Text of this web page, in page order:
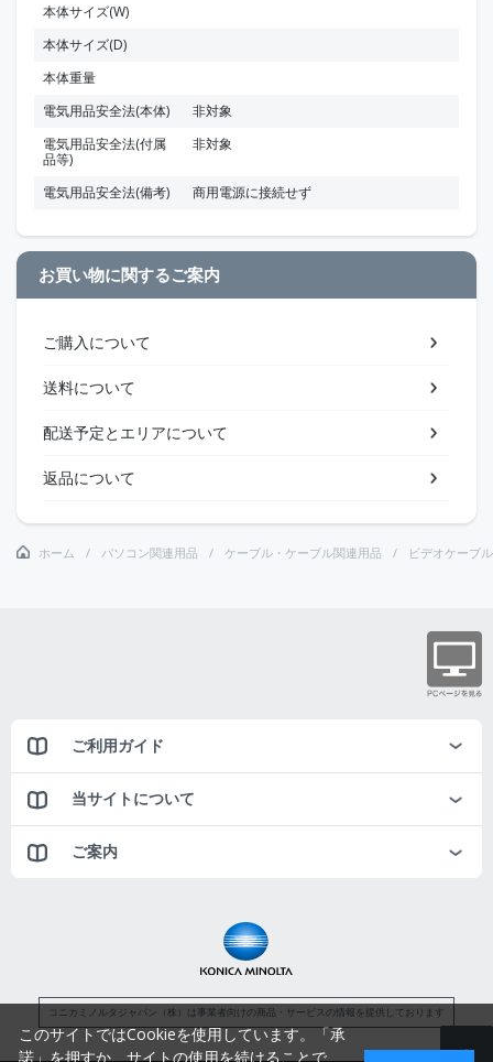
本体サイズ(W)
本体サイズ(D)
本体重量
電気用品安全法(本体)
非対象
電気用品安全法(付属
品等)
非対象
電気用品安全法(備考) 商用電源に接続せず
お買い物に関するご案内
ご購入について
送料について
配送予定とエリアについて
返品について
ホーム パソコン関連用品 ケーブル・ケーブル関連用品 ビデオケーブル
ご利用ガイド
当サイトについて
ご案内
コニカミノルタジャパン（株）は事業者向けの商品・サービスの情報を提供しております
このサイトではCookieを使用しています。「承
諾」を押すか、サイトの使用を続けることで